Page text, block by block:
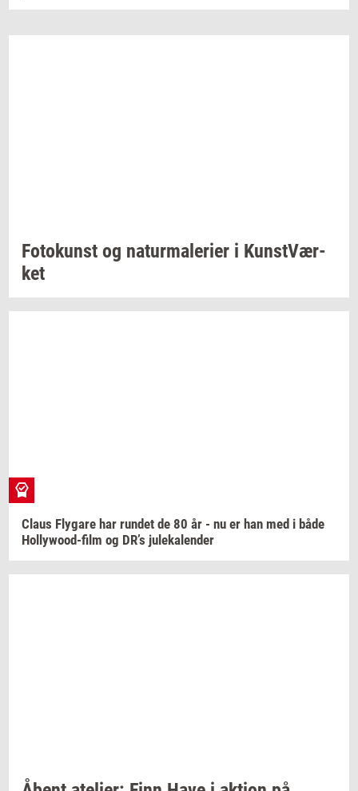
Fo­to­kunst og na­tur­ma­le­ri­er i Kunst­Vær­
ket
Claus Fly­ga­re har run­det de 80 år - nu er han med i både
Hollywood-​film og DR’s ju­le­ka­len­der